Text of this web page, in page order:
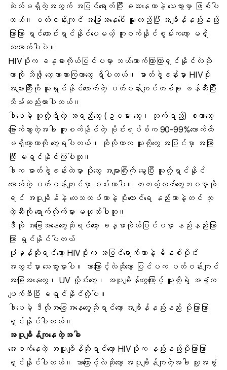
ဆဲလ်မရှိတဲ့အတွက် အပြင်ရောက်ပြီး ခဏနေတာနဲ့ သေသွားမှာ ဖြစ်ပါ
တယ်။ ပတ်ဝန်းကျင် အခြေအနေပေါ် မူတည်ပြီး အချိန်နည်းနည်း
ကြာကြာ ရှင်ကောင်းရှင်နိုင်ပေမယ့် ကူးစက်နိုင်စွမ်းကတော့ မရှိ
သလောက်ပါပဲ။
HIVပိုးက ခန္ဓာကိုယ်ပြင်ပမှာ ဘယ်လောက်ကြာကြာရှင်နိုင်လဲဆို
တာကို သိဖို့ လေ့လာထားကြတာတွေ ရှိပါတယ်။ ဓာတ်ခွဲခန်းမှာ HIVပိုး
အများကြီးကို သူရှင်နိုင်လောက်တဲ့ ပတ်ဝန်းကျင်တစ်ခု ဖန်တီးပြီး
သိမ်းဆည်းထားပါတယ်။
ဒါပေမဲ့ သူတို့ရှိတဲ့ အရည်တွေ (ဥပမာ သွေး၊ သုက်ရည်) စတာတွေ
ခြောက်သွားတဲ့အခါ ကူးစက်နိုင်တဲ့ ဗိုင်းရပ်စ်က 90-99%လောက်ထိ
မရှိတော့တာကို တွေ့ရပါတယ်။ ဆိုလိုတာက သူတို့တွေ အပြင်မှာ အကြာ
ကြီး မရှင်နိုင်ကြပါဘူး။
ဒါက ဓာတ်ခွဲခန်းထဲမှာ ပိုးတွေ အများကြီးကို မွေးပြီး သူတို့ရှင်နိုင်
လောက်တဲ့ ပတ်ဝန်းကျင်မှာ စမ်းတာပါ။ တကယ့်လက်တွေ့ဘဝမှာဆို
ရင် အပူချိန်နဲ့ လေသလပ်တာနဲ့ ပိုးကောင်ရေ နည်းတာနဲ့တင် ကူး
တဲ့ဆီကို ရောက်လိုက်မှာ မဟုတ်ပါဘူး။
ဒီလို အခြေအနေတွေဆိုရင်တော့ ခန္ဓာကိုယ်ပြင်ပမှာ နည်းနည်းကြာ
ကြာ ရှင်နိုင်ပါတယ်
ပုံမှန်ဆိုရင်တော့ HIVပိုးက အပြင်ရောက်တာနဲ့ မိနစ်ပိုင်း
အတွင်းမှာ သေသွားမှာပါ။ ဘာကြောင့်လဲဆိုတော့ ပြင်ပက ပတ်ဝန်းကျင်
အခြေအနေတွေ၊ UV လှိုင်းတွေ၊ အပူချိန်တွေကြောင့် သူတို့ရဲ့ အခွံက
ပျက်စီးပြီး မရှင်နိုင်လို့ပါ။
ဒါပေမဲ့ ဒီလိုအခြေအနေတွေဆိုရင်တော့ အချိန်နည်းနည်း ပိုကြာကြာ
ရှင်နိုင်ပါတယ်။
အပူချိန်ကျနေတဲ့အခါ
အေးစက်နေတဲ့ အပူချိန်ဆိုရင်တော့ HIVပိုးက နည်းနည်းပိုကြာကြာ
ရှင်နိုင်ပါတယ်။ ဘာကြောင့်လဲဆိုတော့ အပူချိန်ကျတဲ့အခါ သူ့အခွံ